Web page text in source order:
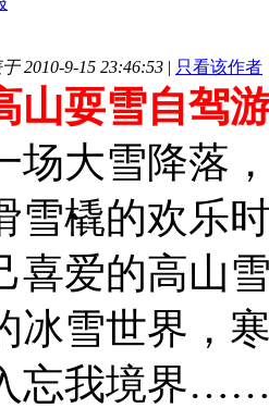
2010-9-15 23:46:53 | 只看该作者
山耍雪自驾
场大雪降落
雪橇的欢乐
喜爱的高山
冰雪世界，
忘我境界